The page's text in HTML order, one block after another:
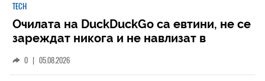
TECH
Очилата на DuckDuckGo са евтини, не се
зареждат никога и не навлизат в
чуждото
0 | 05.08.2026